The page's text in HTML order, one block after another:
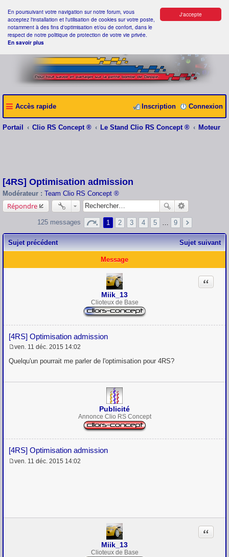
J'accepte
En poursuivant votre navigation sur notre forum, vous
acceptez l'installation et l'utilisation de cookies sur votre poste,
notamment à des fins d'optimisation et/ou de confort, dans le
respect de notre politique de protection de votre vie privée.
En savoir plus
Accès rapide Connexion
Inscription
Portail Clio RS Concept ® Le Stand Clio RS Concept ® Moteur
[4RS] Optimisation admission
Modérateur : Team Clio RS Concept ®
Répondre
125 messages 1 2 3 4 5 9
Sujet précédent Sujet suivant
Message
Miik_13
Clioteux de Base
[4RS] Optimisation admission
Citation
e
a
ven. 11 déc. 2015 14:02
Quelqu'un pourrait me parler de l'optimisation pour 4RS?
Publicité
Annonce Clio RS Concept
[4RS] Optimisation admission
ven. 11 déc. 2015 14:02
Miik_13
Clioteux de Base
Citation